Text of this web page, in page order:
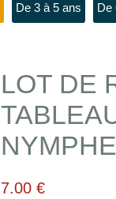
De 3 à 5 ans De
LOT DE
7.00 €